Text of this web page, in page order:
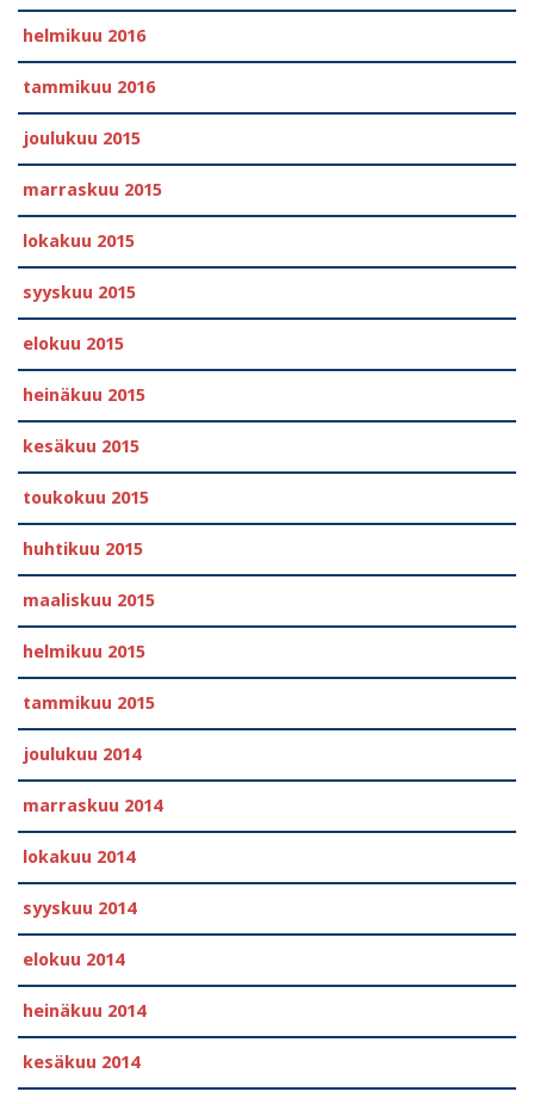
helmikuu 2016
tammikuu 2016
joulukuu 2015
marraskuu 2015
lokakuu 2015
syyskuu 2015
elokuu 2015
heinäkuu 2015
kesäkuu 2015
toukokuu 2015
huhtikuu 2015
maaliskuu 2015
helmikuu 2015
tammikuu 2015
joulukuu 2014
marraskuu 2014
lokakuu 2014
syyskuu 2014
elokuu 2014
heinäkuu 2014
kesäkuu 2014